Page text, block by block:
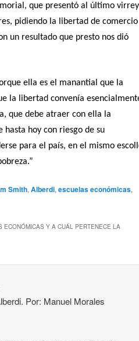
que presentó al último virrey
pidiendo la libertad de comercio
un resultado que presto nos dió
ella es el manantial que la
la libertad convenía
que debe atraer con ella la
hasta hoy con riesgo de su
para el país, en el mismo
Smith, Alberdi, escuelas económicas,
Y A CUÁL PERTENECE LA
Por: Manuel Morales